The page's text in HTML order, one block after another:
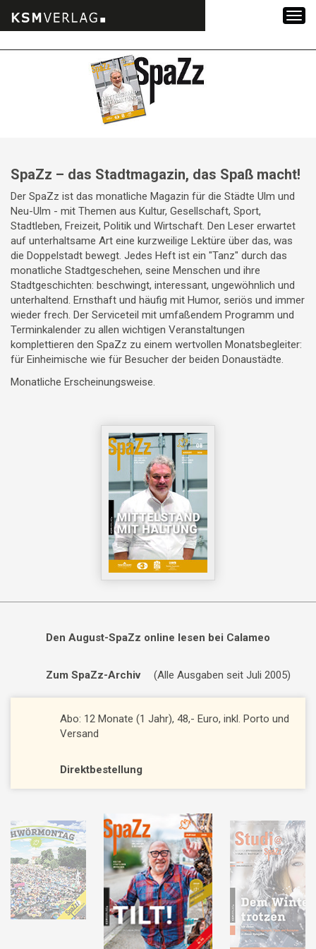
SpaZz – das Stadtmagazin, das Spaß macht!
Der SpaZz ist das monatliche Magazin für die Städte Ulm und
Neu-Ulm - mit Themen aus Kultur, Gesellschaft, Sport,
Stadtleben, Freizeit, Politik und Wirtschaft. Den Leser erwartet
auf unterhaltsame Art eine kurzweilige Lektüre über das, was
die Doppelstadt bewegt. Jedes Heft ist ein "Tanz" durch das
monatliche Stadtgeschehen, seine Menschen und ihre
Stadtgeschichten: beschwingt, interessant, ungewöhnlich und
unterhaltend. Ernsthaft und häufig mit Humor, seriös und immer
wieder frech. Der Serviceteil mit umfaßendem Programm und
Terminkalender zu allen wichtigen Veranstaltungen
komplettieren den SpaZz zu einem wertvollen Monatsbegleiter:
für Einheimische wie für Besucher der beiden Donaustädte.
Monatliche Erscheinungsweise.
Den August-SpaZz online lesen bei Calameo
Zum SpaZz-Archiv (Alle Ausgaben seit Juli 2005)
Abo: 12 Monate (1 Jahr), 48,- Euro, inkl. Porto und
Versand
Direktbestellung